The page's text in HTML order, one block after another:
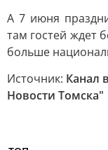
А 7 июня
там гостей ждет
больше
Источник: Канал
Новости Томска"